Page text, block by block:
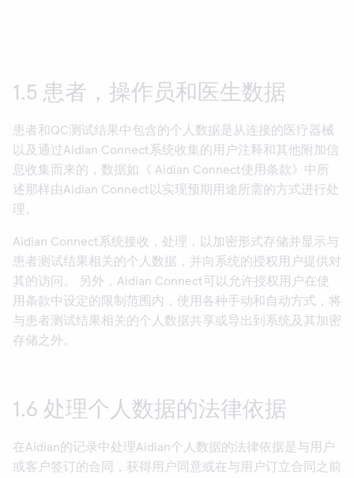
1.5 患者，操作员和医生数据
患者和QC测试结果中包含的个人数据是从连接的医疗器械
以及通过Aidian Connect系统收集的用户注释和其他附加信
息收集而来的，数据如《 Aidian Connect使用条款》中所
述那样由Aidian Connect以实现预期用途所需的方式进行处
理。
Aidian Connect系统接收，处理，以加密形式存储并显示与
患者测试结果相关的个人数据，并向系统的授权用户提供对
其的访问。 另外，Aidian Connect可以允许授权用户在使
用条款中设定的限制范围内，使用各种手动和自动方式，将
与患者测试结果相关的个人数据共享或导出到系统及其加密
存储之外。
1.6 处理个人数据的法律依据
在Aidian的记录中处理Aidian个人数据的法律依据是与用户
或客户签订的合同，获得用户同意或在与用户订立合同之前